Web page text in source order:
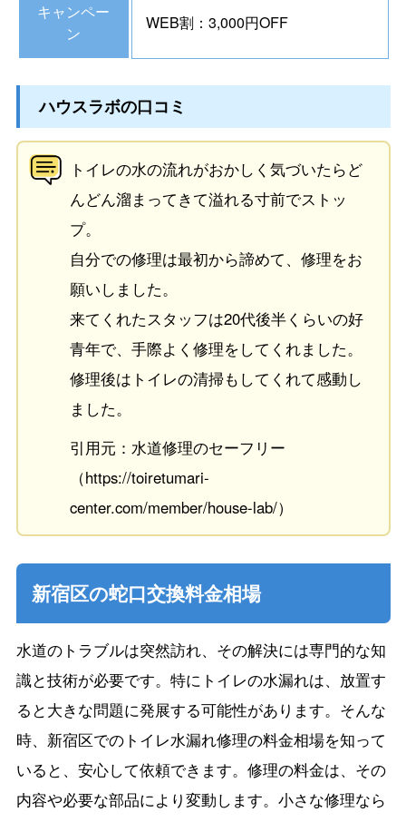
キャンペー
ン
WEB割：3,000円OFF
ハウスラボの口コミ
トイレの水の流れがおかしく気づいたらど
んどん溜まってきて溢れる寸前でストッ
プ。
自分での修理は最初から諦めて、修理をお
願いしました。
来てくれたスタッフは20代後半くらいの好
青年で、手際よく修理をしてくれました。
修理後はトイレの清掃もしてくれて感動し
ました。
引用元：水道修理のセーフリー
（https://toiretumari-
center.com/member/house-lab/）
新宿区の蛇口交換料金相場
水道のトラブルは突然訪れ、その解決には専門的な知
識と技術が必要です。特にトイレの水漏れは、放置す
ると大きな問題に発展する可能性があります。そんな
時、新宿区でのトイレ水漏れ修理の料金相場を知って
いると、安心して依頼できます。修理の料金は、その
内容や必要な部品により変動します。小さな修理なら